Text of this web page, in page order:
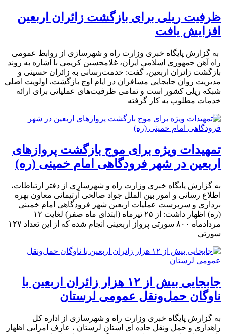
ظرفیت ریلی برای بازگشت زائران اربعین
افزایش یافت
به گزارش پایگاه خبری وزارت راه و شهرسازی از روابط عمومی
راه آهن جمهوری اسلامی ایران، غلامحسین کریمی با اشاره به روند
بازگشت زائران اربعین، گفت: خدمت‌رسانی به زائران حسینی و
مدیریت روان جابجایی مسافران در ایام اوج بازگشت، اولویت اصلی
شبکه ریلی کشور است و تمامی ظرفیت‌های عملیاتی برای ارائه
خدمات مطلوب به کار گرفته
تمهیدات ویژه برای موج بازگشت پروازهای
اربعین در شهر فرودگاهی امام خمینی (ره)
به گزارش پایگاه خبری وزارت راه و شهرسازی از دفتر ارتباطات،
اطلاع رسانی و امور بین الملل جواد صالحی آرتیمانی معاون بهره
برداری و سرپرست عملیات اربعین شهر فرودگاهی امام خمینی
(ره) اظهار داشت: از ۲۵ تیرماه (ابتدای ماه صفر) لغایت ۱۲
مردادماه ۸۰۰ سورتی پرواز اربعینی انجام شده که از این تعداد ۱۲۷
سورتی
جابجایی بیش از ۱۲ هزار زائران اربعین با
ناوگان حمل‌ونقل عمومی لرستان
به گزارش پایگاه خبری وزارت راه و شهرسازی از اداره کل
راهداری و حمل ونقل جاده ای استان لرستان ، عارف امرایی اظهار